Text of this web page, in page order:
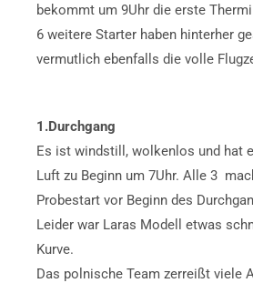
bekommt um 9Uhr die erste
6 weitere Starter haben hinterher
vermutlich ebenfalls die volle
1.Durchgang
Es ist windstill, wolkenlos und hat
Luft zu Beginn um 7Uhr. Alle 3
Probestart vor Beginn des
Leider war Laras Modell etwas
Kurve.
Das polnische Team zerreißt viele